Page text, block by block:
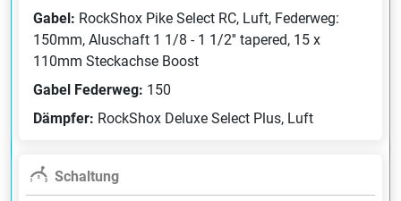
Gabel: RockShox Pike Select RC, Luft, Federweg:
150mm, Aluschaft 1 1/8 - 1 1/2'' tapered, 15 x
110mm Steckachse Boost
Gabel Federweg: 150
Dämpfer: RockShox Deluxe Select Plus, Luft
Schaltung